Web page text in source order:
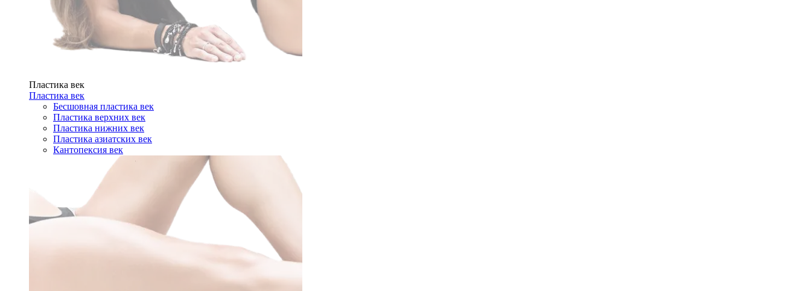
Пластика век
Пластика век
Бесшовная пластика век
Пластика верхних век
Пластика нижних век
Пластика азиатских век
Кантопексия век